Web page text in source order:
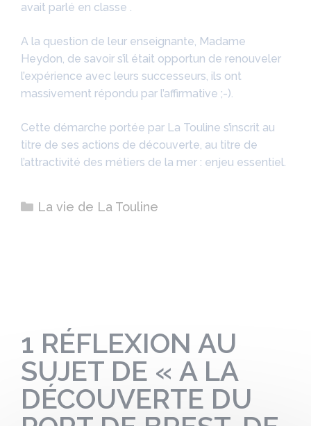
avait parlé en classe .
A la question de leur enseignante, Madame
Heydon, de savoir s’il était opportun de renouveler
l’expérience avec leurs successeurs, ils ont
massivement répondu par l’affirmative ;-).
Cette démarche portée par La Touline s’inscrit au
titre de ses actions de découverte, au titre de
l’attractivité des métiers de la mer : enjeu essentiel.
Catégories
La vie de La Touline
1 RÉFLEXION AU
SUJET DE « A LA
DÉCOUVERTE DU